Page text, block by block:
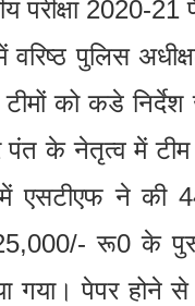
परीक्षा 2020-21
पुलिस
को कडे
पंत के नेतृत्व में टीम
एसटीएफ ने की
रू0 के
गया। पेपर होने से